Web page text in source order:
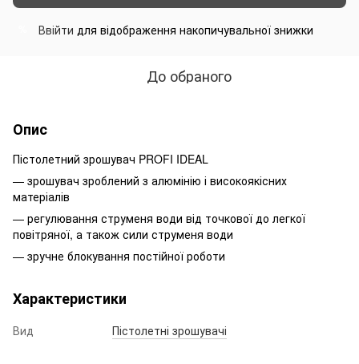
Ввійти для відображення накопичувальної знижки
До обраного
Опис
Пістолетний зрошувач PROFI IDEAL
— зрошувач зроблений з алюмінію і високоякісних
матеріалів
— регулювання струменя води від точкової до легкої
повітряної, а також сили струменя води
— зручне блокування постійної роботи
Характеристики
Вид Пістолетні зрошувачі